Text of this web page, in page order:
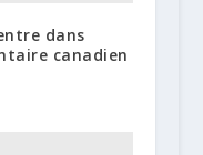
dans
canadien